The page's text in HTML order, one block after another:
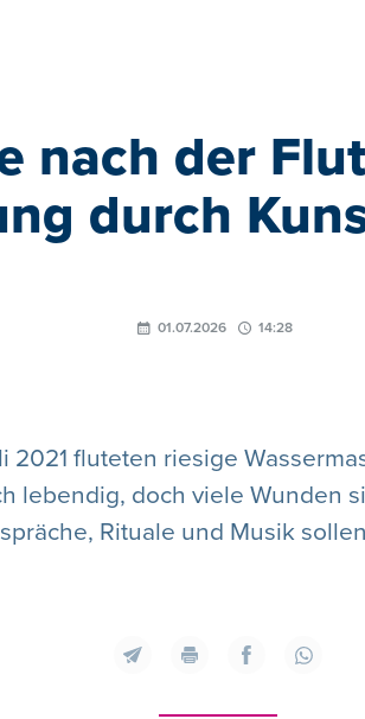
nach der
durch
01.07.2026 14:28
2021 fluteten riesige
lebendig, doch viele Wunden
Rituale und Musik